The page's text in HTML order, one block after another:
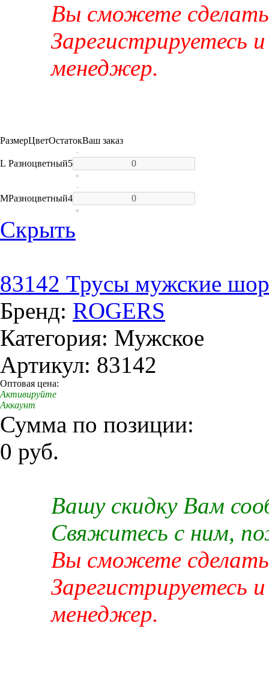
Вы сможете сделать
Зарегистрируетесь
менеджер.
РазмерЦветОстатокВаш заказ
L Разноцветный5
-
+
MРазноцветный4
-
+
Скрыть
83142 Трусы мужские
Бренд: ROGERS
Категория: Мужское
Артикул: 83142
Оптовая цена:
Активируйте
Аккаунт
Сумма по позиции:
0 руб.
Вашу скидку Вам
Свяжитесь с ним,
Вы сможете сделать
Зарегистрируетесь
менеджер.